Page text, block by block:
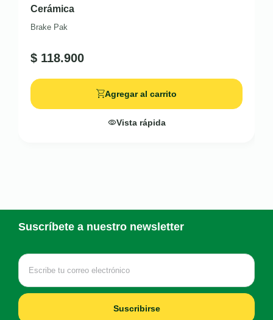
Cerámica
Brake Pak
$ 118.900
Agregar al carrito
Vista rápida
Suscríbete a nuestro newsletter
Suscribirse